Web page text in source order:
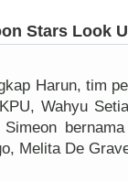
Harun, tim
Wahyu
Melita De